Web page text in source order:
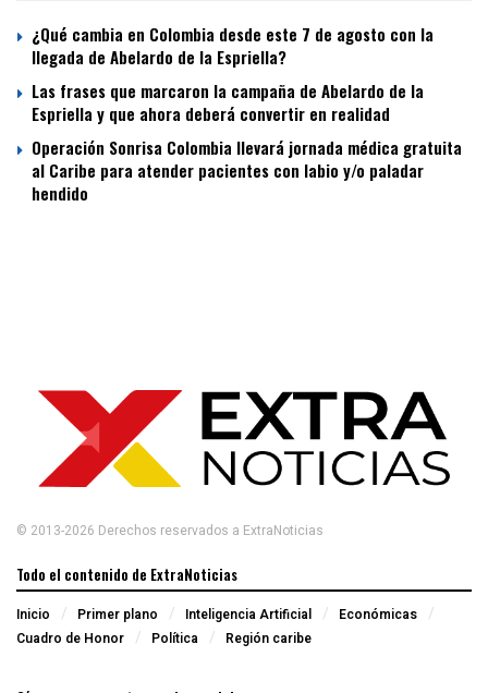
¿Qué cambia en Colombia desde este 7 de agosto con la
llegada de Abelardo de la Espriella?
Las frases que marcaron la campaña de Abelardo de la
Espriella y que ahora deberá convertir en realidad
Operación Sonrisa Colombia llevará jornada médica gratuita
al Caribe para atender pacientes con labio y/o paladar
hendido
© 2013-2026 Derechos reservados a ExtraNoticias
Todo el contenido de ExtraNoticias
Inicio Primer plano Inteligencia Artificial
Económicas
Cuadro de Honor
Política Región caribe